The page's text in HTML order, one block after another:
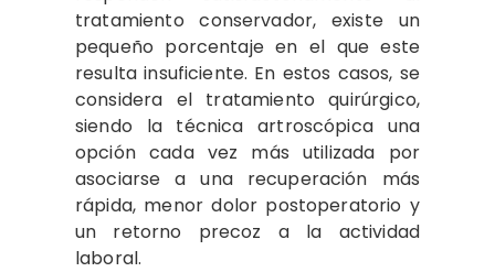
tratamiento conservador, existe un
pequeño porcentaje en el que este
resulta insuficiente. En estos casos, se
considera el tratamiento quirúrgico,
siendo la técnica artroscópica una
opción cada vez más utilizada por
asociarse a una recuperación más
rápida, menor dolor postoperatorio y
un retorno precoz a la actividad
laboral.